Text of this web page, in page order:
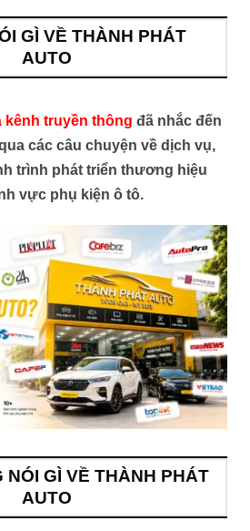
GÌ VỀ THÀNH PHÁT
AUTO
kênh truyền thông đã nhắc đến
các câu chuyện về dịch vụ,
trình phát triển thương hiệu
vực phụ kiện ô tô.
NÓI GÌ VỀ THÀNH PHÁT
AUTO